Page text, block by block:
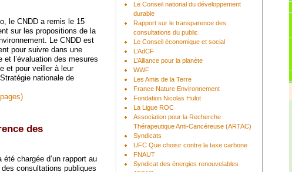
Le Conseil national du développement
durable
Rapport sur le transparence des
consultations du public
Le Conseil économique et social
L’AdCF
L’Alliance pour la planète
WWF
Les Amis de la Terre
France Nature Environnement
Fondation Nicolas Hulot
La Ligue ROC
Association pour la Recherche
Thérapeutique Anti-Cancéreuse (ARTAC)
Syndicats
UFC Que choisir contre la taxe carbone
FNAUT
Syndicat des énergies renouvelables
le CNDD a remis le 15
sur les propositions de la
Le CNDD est
pour suivre dans une
l’évaluation des mesures
et pour veiller à leur
nationale de
des
chargée d’un rapport au
consultations publiques